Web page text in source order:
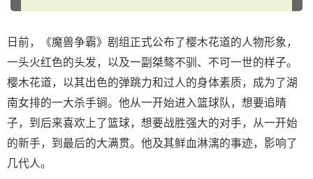
日前，《魔兽争霸》剧组正式公布了樱木花道的人物形象，
一头火红色的头发，以及一副桀骜不驯、不可一世的样子。
樱木花道，以其出色的弹跳力和过人的身体素质，成为了湖
南女排的一大杀手锏。他从一开始进入篮球队，想要追晴
子，到后来喜欢上了篮球，想要战胜强大的对手，从一开始
的新手，到最后的大满贯。他及其鲜血淋漓的事迹，影响了
几代人。